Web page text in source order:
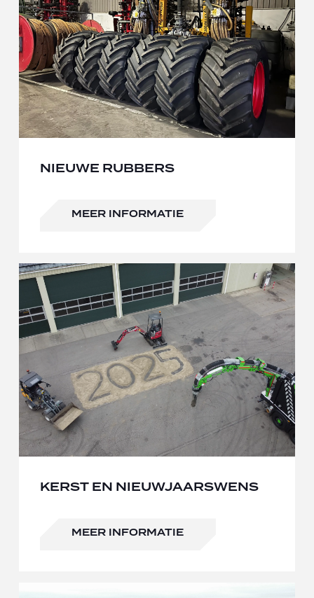
NIEUWE RUBBERS
MEER INFORMATIE
KERST EN NIEUWJAARSWENS
MEER INFORMATIE